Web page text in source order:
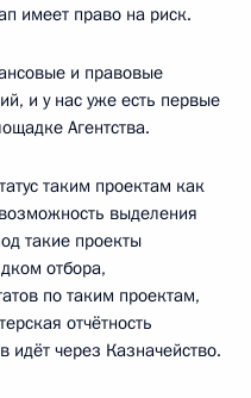
имеет право на риск.
и правовые
и у нас уже есть первые
Агентства.
таким проектам как
выделения
такие проекты
отбора,
по таким проектам,
отчётность
идёт через Казначейство.